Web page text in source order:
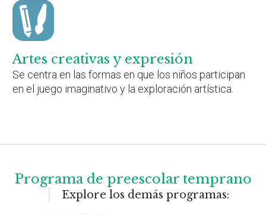
Artes creativas y expresión
Se centra en las formas en que los niños participan
en el juego imaginativo y la exploración artística.
Programa de preescolar temprano
Explore los demás programas: